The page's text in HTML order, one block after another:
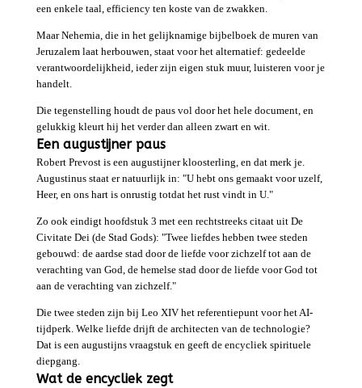
een enkele taal, efficiency ten koste van de zwakken.
Maar Nehemia, die in het gelijknamige bijbelboek de muren van
Jeruzalem laat herbouwen, staat voor het alternatief: gedeelde
verantwoordelijkheid, ieder zijn eigen stuk muur, luisteren voor je
handelt.
Die tegenstelling houdt de paus vol door het hele document, en
gelukkig kleurt hij het verder dan alleen zwart en wit.
Een augustijner paus
Robert Prevost is een augustijner kloosterling, en dat merk je.
Augustinus staat er natuurlijk in: "U hebt ons gemaakt voor uzelf,
Heer, en ons hart is onrustig totdat het rust vindt in U."
Zo ook eindigt hoofdstuk 3 met een rechtstreeks citaat uit De
Civitate Dei (de Stad Gods): "Twee liefdes hebben twee steden
gebouwd: de aardse stad door de liefde voor zichzelf tot aan de
verachting van God, de hemelse stad door de liefde voor God tot
aan de verachting van zichzelf."
Die twee steden zijn bij Leo XIV het referentiepunt voor het AI-
tijdperk. Welke liefde drijft de architecten van de technologie?
Dat is een augustijns vraagstuk en geeft de encycliek spirituele
diepgang.
Wat de encycliek zegt